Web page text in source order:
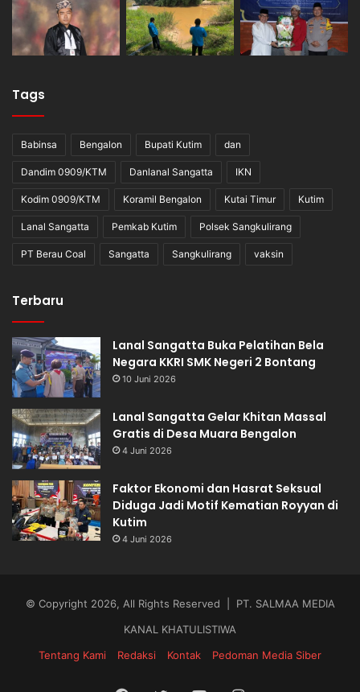
Tags
Babinsa Bengalon Bupati Kutim dan
Dandim 0909/KTM Danlanal Sangatta IKN
Kodim 0909/KTM Koramil Bengalon Kutai Timur Kutim
Lanal Sangatta Pemkab Kutim Polsek Sangkulirang
PT Berau Coal Sangatta Sangkulirang vaksin
Terbaru
Lanal Sangatta Buka Pelatihan Bela
Negara KKRI SMK Negeri 2 Bontang
10 Juni 2026
Lanal Sangatta Gelar Khitan Massal
Gratis di Desa Muara Bengalon
4 Juni 2026
Faktor Ekonomi dan Hasrat Seksual
Diduga Jadi Motif Kematian Royyan di
Kutim
4 Juni 2026
© Copyright 2026, All Rights Reserved | PT. SALMAA MEDIA
KANAL KHATULISTIWA
Tentang Kami
Redaksi Kontak Pedoman Media Siber